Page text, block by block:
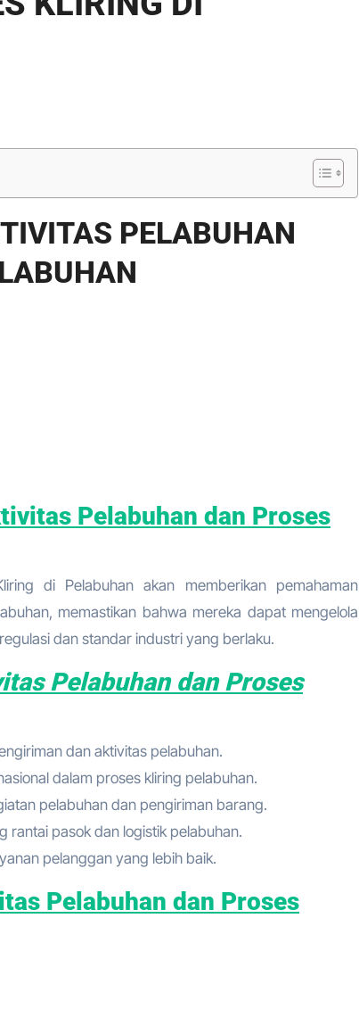
PELABUHAN
Pelabuhan dan Proses
di Pelabuhan akan memberikan pemahaman
memastikan bahwa mereka dapat mengelola
dan standar industri yang berlaku.
Pelabuhan dan Proses
dan aktivitas pelabuhan.
dalam proses kliring pelabuhan.
pelabuhan dan pengiriman barang.
rantai pasok dan logistik pelabuhan.
pelanggan yang lebih baik.
Pelabuhan dan Proses